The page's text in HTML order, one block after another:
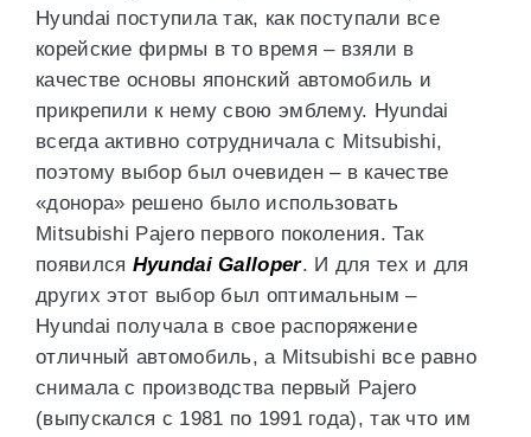
Hyundai поступила так, как поступали все
корейские фирмы в то время – взяли в
качестве основы японский автомобиль и
прикрепили к нему свою эмблему. Hyundai
всегда активно сотрудничала с Mitsubishi,
поэтому выбор был очевиден – в качестве
«донора» решено было использовать
Mitsubishi Pajero первого поколения. Так
появился Hyundai Galloper. И для тех и для
других этот выбор был оптимальным –
Hyundai получала в свое распоряжение
отличный автомобиль, а Mitsubishi все равно
снимала с производства первый Pajero
(выпускался с 1981 по 1991 года), так что им